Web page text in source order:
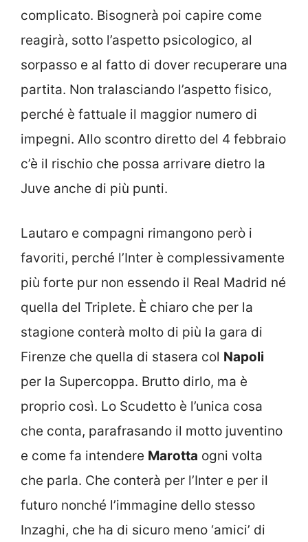
complicato. Bisognerà poi capire come
reagirà, sotto l’aspetto psicologico, al
sorpasso e al fatto di dover recuperare una
partita. Non tralasciando l’aspetto fisico,
perché è fattuale il maggior numero di
impegni. Allo scontro diretto del 4 febbraio
c’è il rischio che possa arrivare dietro la
Juve anche di più punti.
Lautaro e compagni rimangono però i
favoriti, perché l’Inter è complessivamente
più forte pur non essendo il Real Madrid né
quella del Triplete. È chiaro che per la
stagione conterà molto di più la gara di
Firenze che quella di stasera col Napoli
per la Supercoppa. Brutto dirlo, ma è
proprio così. Lo Scudetto è l’unica cosa
che conta, parafrasando il motto juventino
e come fa intendere Marotta ogni volta
che parla. Che conterà per l’Inter e per il
futuro nonché l’immagine dello stesso
Inzaghi, che ha di sicuro meno ‘amici’ di